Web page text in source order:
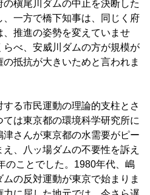
槇尾川ダムの中止を決断した
一方で橋下知事は、同じく府
推進の姿勢を変えていませ
べ、安威川ダムの方が規模が
抵抗が大きいためと言われま
る市民運動の理論的支柱とさ
は東京都の環境科学研究所に
さんが東京都の水需要がピー
、八ッ場ダムの不要性を訴え
のことでした。1980年代、嶋
の反対運動が東京で始まりま